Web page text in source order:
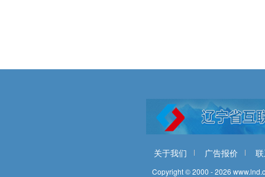
关于我们 广告报价
Copyright © 2000 - 2026